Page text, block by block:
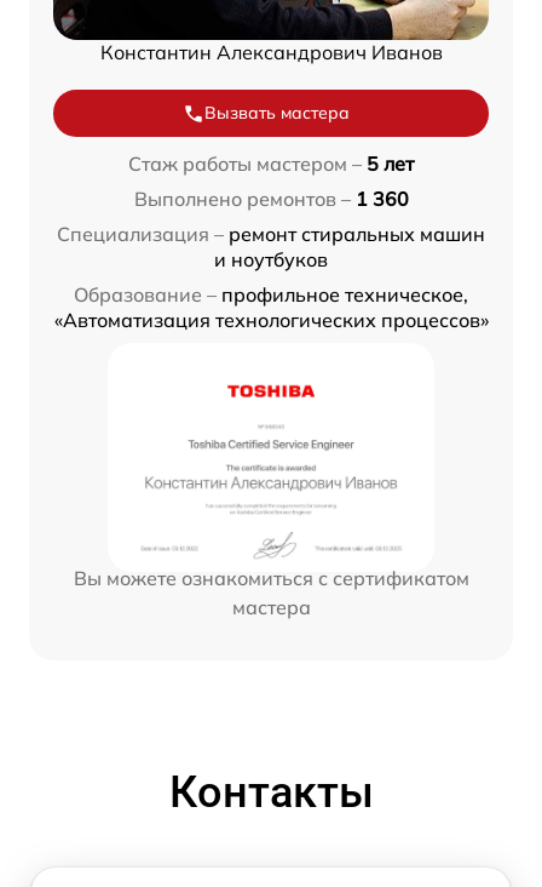
Константин Александрович Иванов
Вызвать мастера
Стаж работы мастером – 5 лет
Выполнено ремонтов – 1 360
Специализация – ремонт стиральных машин
и ноутбуков
Образование – профильное техническое,
«Автоматизация технологических процессов»
Вы можете ознакомиться с сертификатом
мастера
Контакты